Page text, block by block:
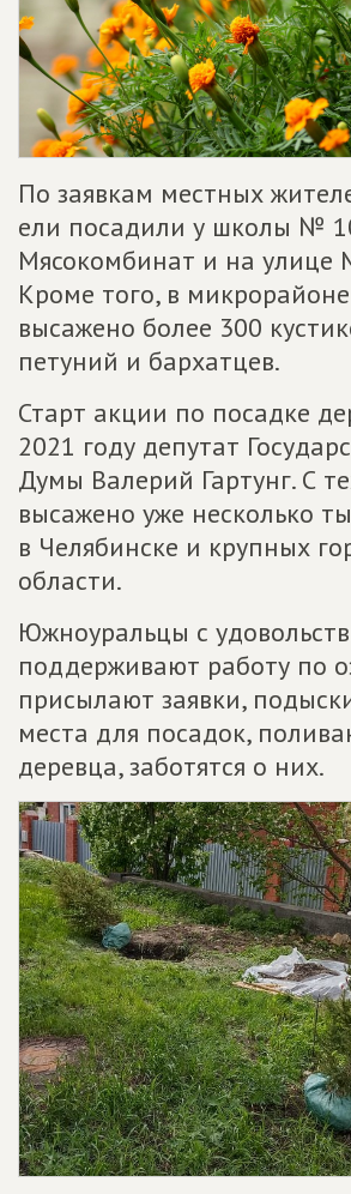
По заявкам местных
ели посадили у школы №
Мясокомбинат и на улице
Кроме того, в
высажено более 300
петуний и бархатцев.
Старт акции по посадке
2021 году депутат
Думы Валерий Гартунг. С
высажено уже несколько
в Челябинске и крупных
области.
Южноуральцы с
поддерживают работу по
присылают заявки,
места для посадок,
деревца, заботятся о них.